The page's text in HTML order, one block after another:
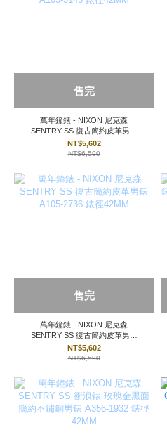
售完
萬年鐘錶 - NIXON 尼克森
SENTRY SS 復古簡約皮革男錶
A105-5145 錶徑42MM
NT$5,602
NT$6,590
售完
萬年鐘錶 - NIXON 尼克森
SENTRY SS 復古簡約皮革男錶
A105-2736 錶徑42MM
NT$5,602
NT$6,590